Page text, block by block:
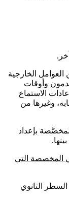
الخارجية
وأوقات
الاستماع
وغيرها من
بإعداد
المخصصة التي
الثانوي